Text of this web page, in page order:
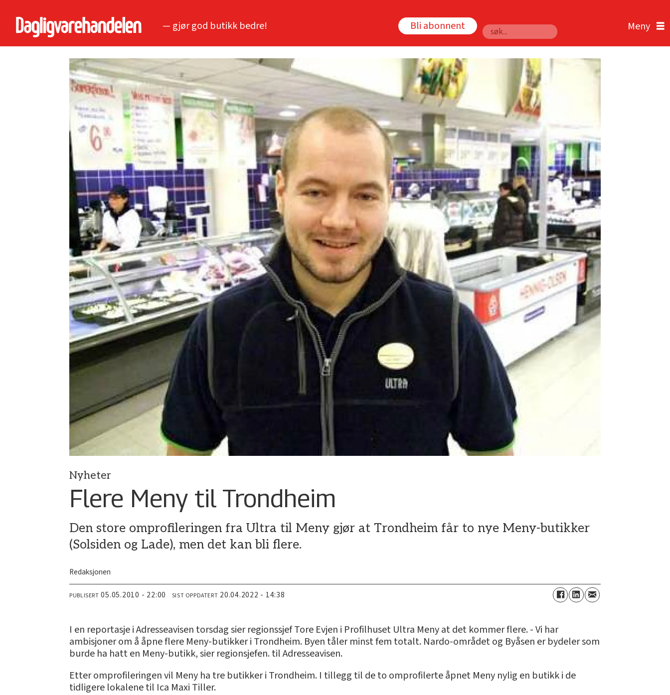
— gjør god butikk bedre! Bli abonnent
Søk
Nyheter
Flere Meny til Trondheim
Den store omprofileringen fra Ultra til Meny gjør at Trondheim får to nye Meny-butikker
(Solsiden og Lade), men det kan bli flere.
Redaksjonen
PUBLISERT 05.05.2010 - 22:00 SIST OPPDATERT 20.04.2022 - 14:38
I en reportasje i Adresseavisen torsdag sier regionssjef Tore Evjen i Profilhuset Ultra Meny at det kommer flere. - Vi har
ambisjoner om å åpne flere Meny-butikker i Trondheim. Byen tåler minst fem totalt. Nardo-området og Byåsen er bydeler som
burde ha hatt en Meny-butikk, sier regionsjefen. til Adresseavisen.
Etter omprofileringen vil Meny ha tre butikker i Trondheim. I tillegg til de to omprofilerte åpnet Meny nylig en butikk i de
tidligere lokalene til Ica Maxi Tiller.